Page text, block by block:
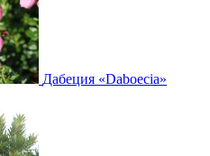
Дабеция «Daboecia»